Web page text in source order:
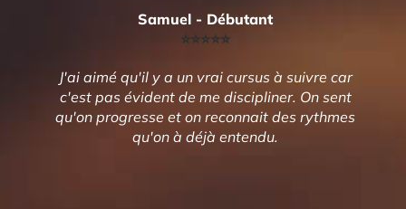
Samuel - Débutant
⭐️⭐️⭐️⭐️⭐️
J'ai aimé qu'il y a un vrai cursus à suivre car
c'est pas évident de me discipliner. On sent
qu'on progresse et on reconnait des rythmes
qu'on à déjà entendu.